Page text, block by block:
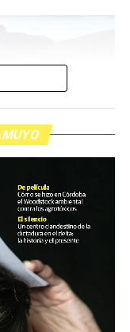
un documental
el registro
de las Salinas
las siete
a la par es
reservorios de